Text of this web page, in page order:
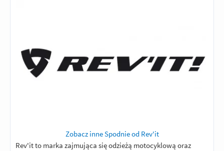
Zobacz inne Spodnie od Rev'it
Rev'it to marka zajmująca się odzieżą motocyklową oraz